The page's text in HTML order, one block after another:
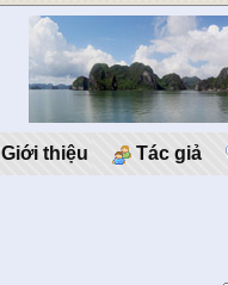
Giới thiệu Tác giả